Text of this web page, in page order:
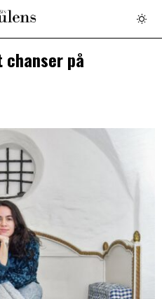
chanser på